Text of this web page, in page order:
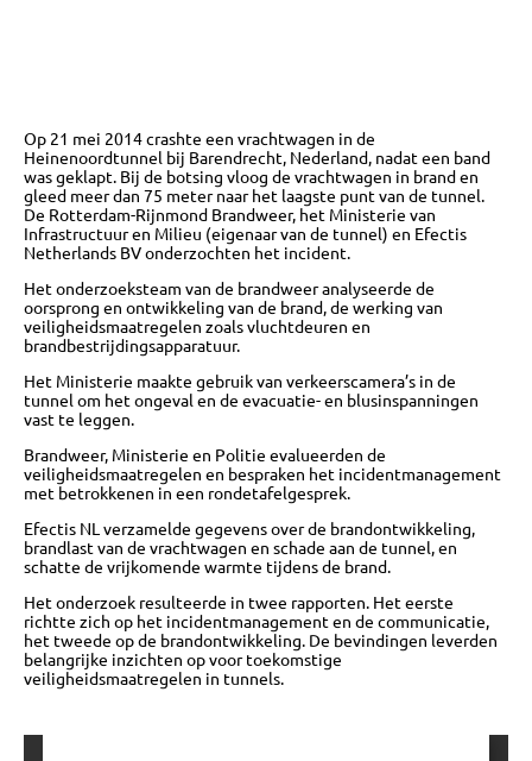
Op 21 mei 2014 crashte een vrachtwagen in de
Heinenoordtunnel bij Barendrecht, Nederland, nadat een band
was geklapt. Bij de botsing vloog de vrachtwagen in brand en
gleed meer dan 75 meter naar het laagste punt van de tunnel.
De Rotterdam-Rijnmond Brandweer, het Ministerie van
Infrastructuur en Milieu (eigenaar van de tunnel) en Efectis
Netherlands BV onderzochten het incident.
Het onderzoeksteam van de brandweer analyseerde de
oorsprong en ontwikkeling van de brand, de werking van
veiligheidsmaatregelen zoals vluchtdeuren en
brandbestrijdingsapparatuur.
Het Ministerie maakte gebruik van verkeerscamera’s in de
tunnel om het ongeval en de evacuatie- en blusinspanningen
vast te leggen.
Brandweer, Ministerie en Politie evalueerden de
veiligheidsmaatregelen en bespraken het incidentmanagement
met betrokkenen in een rondetafelgesprek.
Efectis NL verzamelde gegevens over de brandontwikkeling,
brandlast van de vrachtwagen en schade aan de tunnel, en
schatte de vrijkomende warmte tijdens de brand.
Het onderzoek resulteerde in twee rapporten. Het eerste
richtte zich op het incidentmanagement en de communicatie,
het tweede op de brandontwikkeling. De bevindingen leverden
belangrijke inzichten op voor toekomstige
veiligheidsmaatregelen in tunnels.